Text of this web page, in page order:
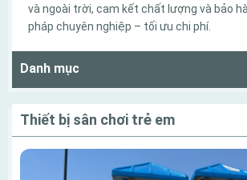
và ngoài trời, cam kết chất lượng và bảo
pháp chuyên nghiệp – tối ưu chi phí.
Danh mục
Thiết bị sân chơi trẻ em